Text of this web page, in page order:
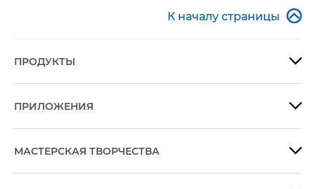
К началу страницы 
ПРОДУКТЫ 
ПРИЛОЖЕНИЯ 
МАСТЕРСКАЯ ТВОРЧЕСТВА 